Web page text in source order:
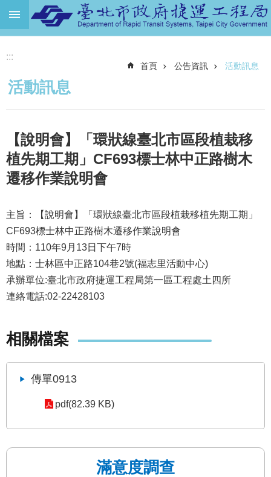
跳到主要內容區塊
階
尋
介
紹
捷
運
網
土
地
開
發
便
務
人
平
:::
首頁 公告資訊 活動訊息
活動訊息
【說明會】「環狀線臺北市區段植栽移
植先期工期」CF693標士林中正路樹木
遷移作業說明會
主旨：【說明會】「環狀線臺北市區段植栽移植先期工期」
CF693標士林中正路樹木遷移作業說明會
時間：110年9月13日下午7時
地點：士林區中正路104巷2號(福志里活動中心)
承辦單位:臺北市政府捷運工程局第一區工程處土四所
連絡電話:02-22428103
相關檔案
傳單0913
pdf(82.39 KB)
滿意度調查